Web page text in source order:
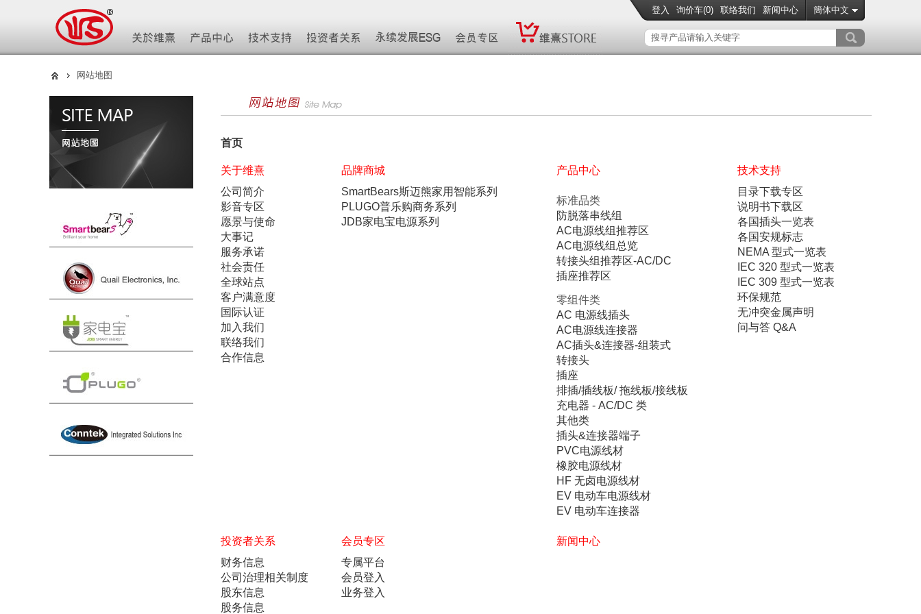
登入 询价车(0) 联络我们 新闻中心 簡体中文
网站地图
首页
关于维熹 品牌商城 产品中心
技术支持
公司简介
影音专区
愿景与使命
大事记
服务承诺
社会责任
全球站点
客户满意度
国际认证
加入我们
联络我们
合作信息
SmartBears斯迈熊家用智能系列
PLUGO普乐购商务系列
JDB家电宝电源系列
标准品类
防脱落串线组
AC电源线组推荐区
AC电源线组总览
转接头组推荐区-AC/DC
插座推荐区
零组件类
AC 电源线插头
AC电源线连接器
AC插头&连接器-组装式
转接头
插座
排插/插线板/ 拖线板/接线板
充电器 - AC/DC 类
其他类
插头&连接器端子
PVC电源线材
橡胶电源线材
HF 无卤电源线材
EV 电动车电源线材
EV 电动车连接器
目录下载专区
说明书下载区
各国插头一览表
各国安规标志
NEMA 型式一览表
IEC 320 型式一览表
IEC 309 型式一览表
环保规范
无冲突金属声明
问与答 Q&A
投资者关系 会员专区
新闻中心
财务信息
公司治理相关制度
股东信息
股务信息
专属平台
会员登入
业务登入